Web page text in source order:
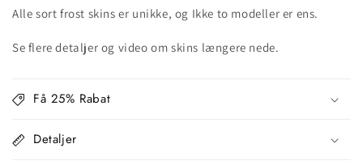
Alle sort frost skins er unikke, og Ikke to modeller er ens.
Se flere detaljer og video om skins længere nede.
Få 25% Rabat
Detaljer